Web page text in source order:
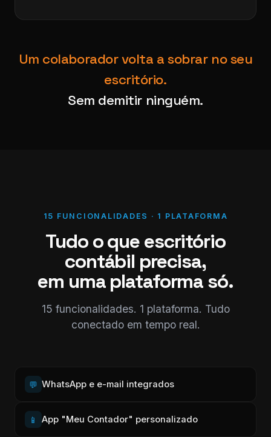
Um colaborador volta a sobrar no seu
escritório.
Sem demitir ninguém.
15 FUNCIONALIDADES · 1 PLATAFORMA
Tudo o que escritório
contábil precisa,
em uma plataforma só.
15 funcionalidades. 1 plataforma. Tudo
conectado em tempo real.
💬 WhatsApp e e-mail integrados
📱 App "Meu Contador" personalizado